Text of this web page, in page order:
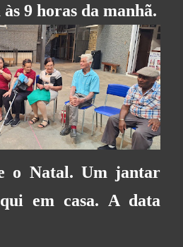
9 horas da manhã.
o Natal. Um jantar
em casa. A data